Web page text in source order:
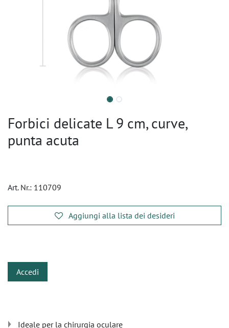
Forbici delicate L 9 cm, curve,
punta acuta
Art. Nr.: 110709
Aggiungi alla lista dei desideri
Accedi
Ideale per la chirurgia oculare